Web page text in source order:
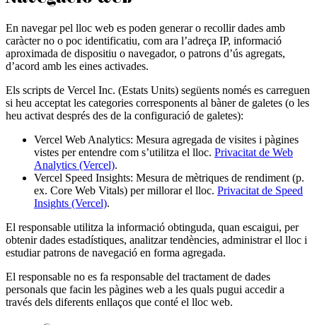
En navegar pel lloc web es poden generar o recollir dades amb
caràcter no o poc identificatiu, com ara l’adreça IP, informació
aproximada de dispositiu o navegador, o patrons d’ús agregats,
d’acord amb les eines activades.
Els scripts de Vercel Inc. (Estats Units) següents només es carreguen
si heu acceptat les categories corresponents al bàner de galetes (o les
heu activat després des de la configuració de galetes):
Vercel Web Analytics: Mesura agregada de visites i pàgines
vistes per entendre com s’utilitza el lloc. Privacitat de Web
Analytics (Vercel).
Vercel Speed Insights: Mesura de mètriques de rendiment (p.
ex. Core Web Vitals) per millorar el lloc. Privacitat de Speed
Insights (Vercel).
El responsable utilitza la informació obtinguda, quan escaigui, per
obtenir dades estadístiques, analitzar tendències, administrar el lloc i
estudiar patrons de navegació en forma agregada.
El responsable no es fa responsable del tractament de dades
personals que facin les pàgines web a les quals pugui accedir a
través dels diferents enllaços que conté el lloc web.